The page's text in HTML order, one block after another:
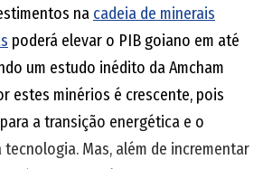
na cadeia de minerais
poderá elevar o PIB goiano em até
um estudo inédito da Amcham
estes minérios é crescente, pois
a transição energética e o
Mas, além de incrementar